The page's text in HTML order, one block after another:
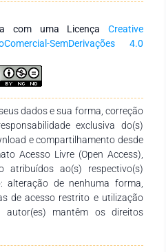
se que 78,34% dos
à agricultura familiar e
com 62% do total no estado.
pequenos ruminantes, aves e
número de estabelecimentos e
(66%), aves (51%) e suínos
se que apesar da agricultura
de estabelecimentos
registra-se uma forte
o que se deve, dentre outras
públicas que propiciem o
para apoiar o produtor e assim
rural.
com uma Licença Creative
SemDerivações 4.0
dados e sua forma, correção
exclusiva do(s)
e compartilhamento desde
Acesso Livre (Open Access),
ao(s) respectivo(s)
alteração de nenhuma forma,
de acesso restrito e utilização
autor(es) mantêm os direitos